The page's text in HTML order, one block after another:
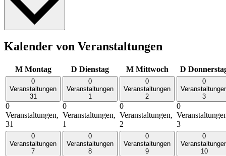
Kalender von Veranstaltungen
M Montag D Dienstag M Mittwoch D
0
Veranstaltungen
31
0
Veranstaltungen,
31
0
Veranstaltungen
1
0
Veranstaltungen,
1
0
Veranstaltungen
2
0
Veranstaltungen,
2
0
3
0
3
0
Veranstaltungen
7
0
Veranstaltungen
8
0
Veranstaltungen
9
0
10